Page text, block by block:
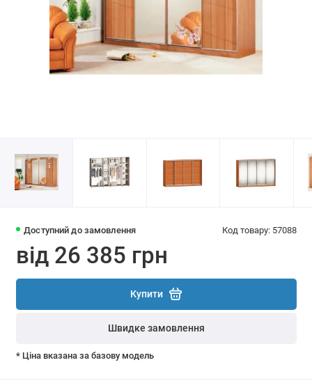
Доступний до замовлення Код товару: 57088
від 26 385 грн
Купити
Швидке замовлення
* Ціна вказана за базову модель